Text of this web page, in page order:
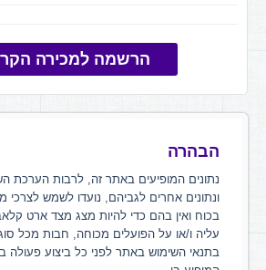
הרשמה למכירה
הבהרה
נתונים המופיעים באתר זה, לרבות הערכת
ונתונים אחרים לגביהם, נועדו לשמש לצרכי
בכוח ואין בהם כדי להיות מצג מצד ארט
עליה ו/או על הפועלים מכוחה, חבות מכל
בתנאי השימוש באתר לפני כל ביצוע